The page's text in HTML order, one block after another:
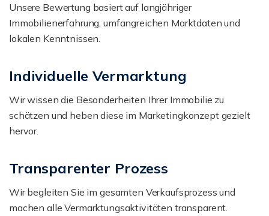
Unsere Bewertung basiert auf langjähriger
Immobilienerfahrung, umfangreichen Marktdaten und
lokalen Kenntnissen.
Individuelle Vermarktung
Wir wissen die Besonderheiten Ihrer Immobilie zu
schätzen und heben diese im Marketingkonzept gezielt
hervor.
Transparenter Prozess
Wir begleiten Sie im gesamten Verkaufsprozess und
machen alle Vermarktungsaktivitäten transparent.